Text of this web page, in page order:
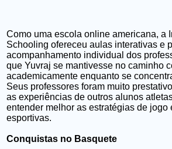
Como uma escola online americana, a
Schooling ofereceu aulas interativas e
acompanhamento individual dos
que Yuvraj se mantivesse no caminho
academicamente enquanto se
Seus professores foram muito
as experiências de outros alunos
entender melhor as estratégias de jogo
esportivas.
Conquistas no Basquete